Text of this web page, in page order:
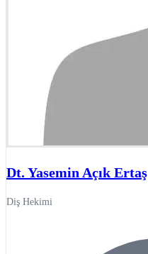
Dt. Yasemin Açık Ertaş
Diş Hekimi